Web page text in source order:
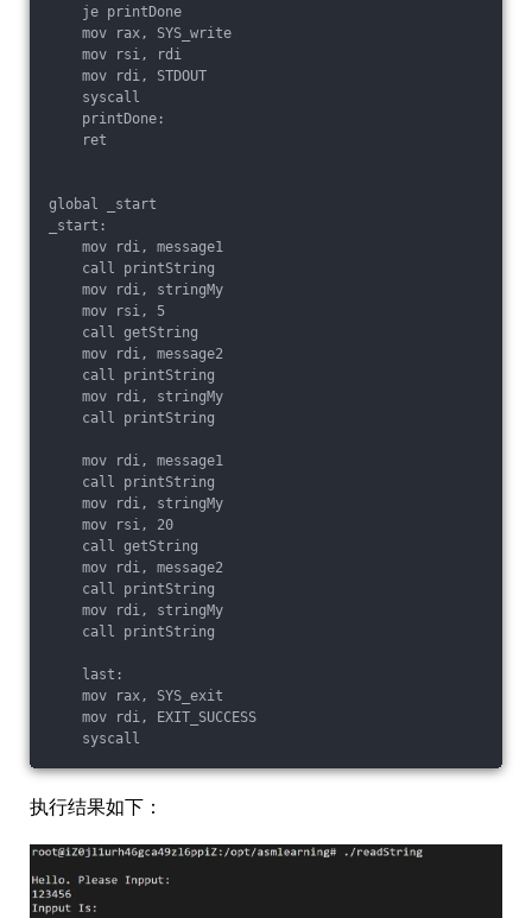
    je printDone
    mov rax, SYS_write
    mov rsi, rdi
    mov rdi, STDOUT
    syscall
    printDone:
    ret
global _start
_start:
    mov rdi, message1
    call printString
    mov rdi, stringMy
    mov rsi, 5
    call getString
    mov rdi, message2
    call printString
    mov rdi, stringMy
    call printString
    mov rdi, message1
    call printString
    mov rdi, stringMy
    mov rsi, 20
    call getString
    mov rdi, message2
    call printString
    mov rdi, stringMy
    call printString
    last:
    mov rax, SYS_exit
    mov rdi, EXIT_SUCCESS
执行结果如下：